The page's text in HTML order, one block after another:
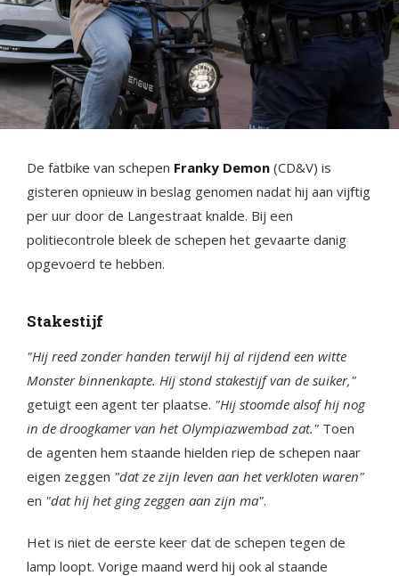
De fatbike van schepen Franky Demon (CD&V) is
gisteren opnieuw in beslag genomen nadat hij aan vijftig
per uur door de Langestraat knalde. Bij een
politiecontrole bleek de schepen het gevaarte danig
opgevoerd te hebben.
Stakestijf
"Hij reed zonder handen terwijl hij al rijdend een witte
Monster binnenkapte. Hij stond stakestijf van de suiker,"
getuigt een agent ter plaatse. "Hij stoomde alsof hij nog
in de droogkamer van het Olympiazwembad zat." Toen
de agenten hem staande hielden riep de schepen naar
eigen zeggen "dat ze zijn leven aan het verkloten waren"
en "dat hij het ging zeggen aan zijn ma".
Het is niet de eerste keer dat de schepen tegen de
lamp loopt. Vorige maand werd hij ook al staande